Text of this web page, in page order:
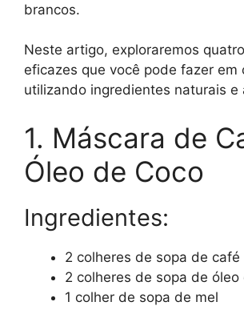
brancos.
Neste artigo, exploraremos
eficazes que você pode fazer em
utilizando ingredientes naturais e
1. Máscara de
Óleo de Coco
Ingredientes:
2 colheres de sopa de café
2 colheres de sopa de óleo
1 colher de sopa de mel